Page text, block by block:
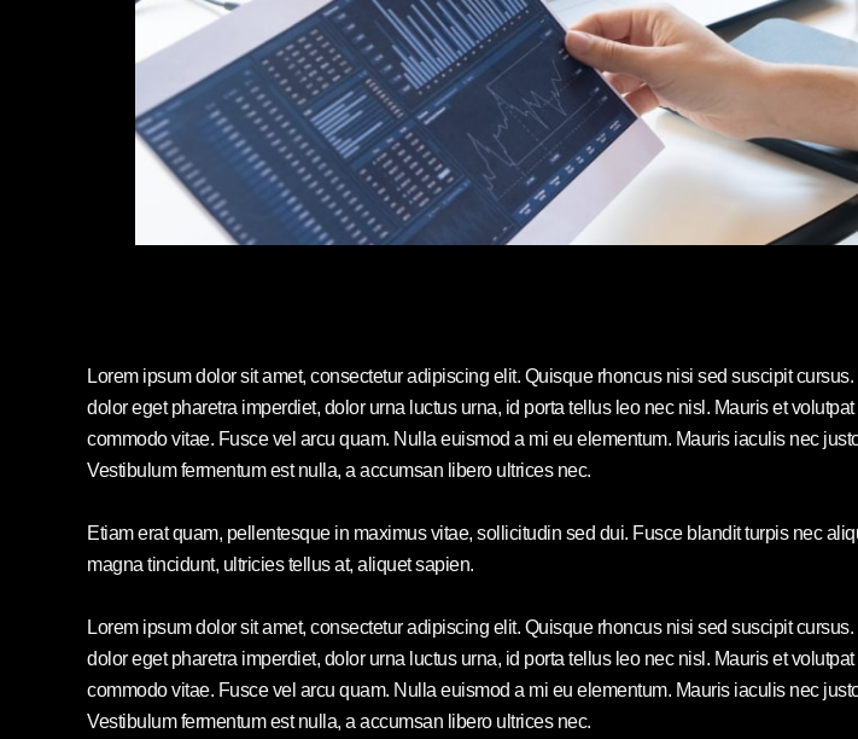
Lorem ipsum dolor sit amet, consectetur adipiscing elit. Quisque rhoncus nisi sed suscipit
dolor eget pharetra imperdiet, dolor urna luctus urna, id porta tellus leo nec nisl. Mauris et
commodo vitae. Fusce vel arcu quam. Nulla euismod a mi eu elementum. Mauris iaculis nec
Vestibulum fermentum est nulla, a accumsan libero ultrices nec.
Etiam erat quam, pellentesque in maximus vitae, sollicitudin sed dui. Fusce blandit turpis nec
magna tincidunt, ultricies tellus at, aliquet sapien.
Lorem ipsum dolor sit amet, consectetur adipiscing elit. Quisque rhoncus nisi sed suscipit
dolor eget pharetra imperdiet, dolor urna luctus urna, id porta tellus leo nec nisl. Mauris et
commodo vitae. Fusce vel arcu quam. Nulla euismod a mi eu elementum. Mauris iaculis nec
Vestibulum fermentum est nulla, a accumsan libero ultrices nec.